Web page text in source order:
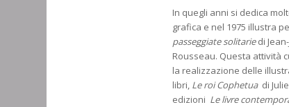
In quegli anni si dedica
grafica e nel 1975 illustra
passeggiate solitariedi
Rousseau. Questa attività
la realizzazione delle
libri, Le roi Cophetua di
edizioni Le livre